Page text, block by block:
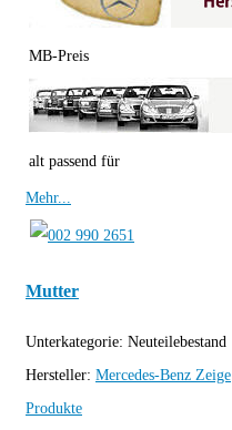
MB-Preis
alt passend für
Mehr...
Mutter
Unterkategorie: Neuteilebestand
Hersteller: Mercedes-Benz Zeige
Produkte